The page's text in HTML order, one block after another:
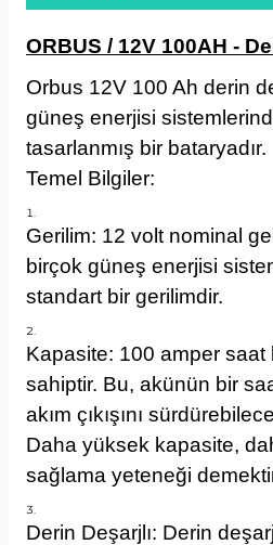
ORBUS / 12V 100AH -
Orbus 12V 100 Ah derin
güneş enerjisi
tasarlanmış bir bataryadır.
Temel Bilgiler:
Gerilim: 12 volt nominal
birçok güneş enerjisi
standart bir gerilimdir.
Kapasite: 100 amper saat
sahiptir. Bu, akünün bir
akım çıkışını
Daha yüksek kapasite,
sağlama yeteneği
Derin Deşarjlı: Derin